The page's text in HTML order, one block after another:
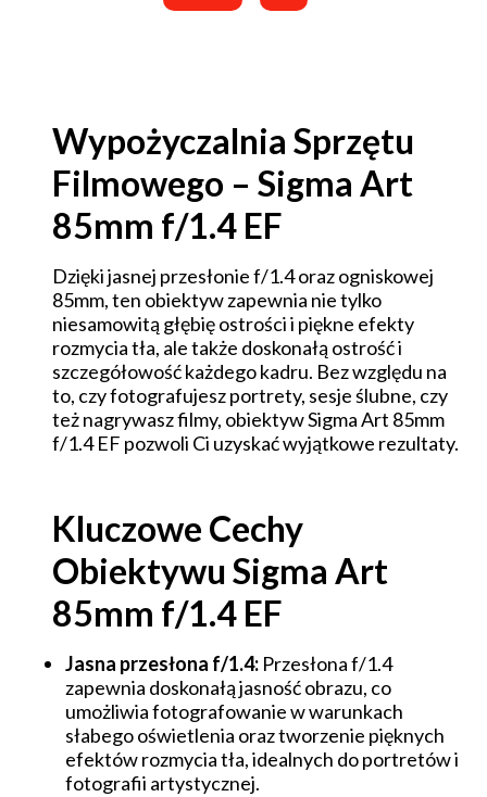
Wypożyczalnia Sprzętu
Filmowego – Sigma Art
85mm f/1.4 EF
Dzięki jasnej przesłonie f/1.4 oraz ogniskowej
85mm, ten obiektyw zapewnia nie tylko
niesamowitą głębię ostrości i piękne efekty
rozmycia tła, ale także doskonałą ostrość i
szczegółowość każdego kadru. Bez względu na
to, czy fotografujesz portrety, sesje ślubne, czy
też nagrywasz filmy, obiektyw Sigma Art 85mm
f/1.4 EF pozwoli Ci uzyskać wyjątkowe rezultaty.
Kluczowe Cechy
Obiektywu Sigma Art
85mm f/1.4 EF
Jasna przesłona f/1.4: Przesłona f/1.4
zapewnia doskonałą jasność obrazu, co
umożliwia fotografowanie w warunkach
słabego oświetlenia oraz tworzenie pięknych
efektów rozmycia tła, idealnych do portretów i
fotografii artystycznej.